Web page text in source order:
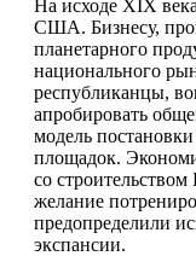
На исходе XIX
США. Бизнесу,
планетарного
национального
республиканцы,
апробировать
модель
площадок.
со
желание
предопределили
экспансии.